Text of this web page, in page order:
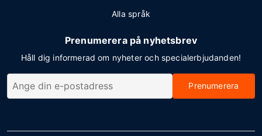
Alla språk
Prenumerera på nyhetsbrev
Håll dig informerad om nyheter och specialerbjudanden!
Prenumerera